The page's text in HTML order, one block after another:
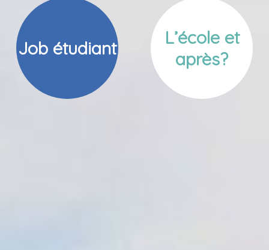
Job étudiant
L’école et
après?